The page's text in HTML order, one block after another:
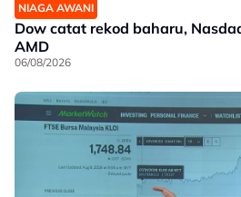
NIAGA AWANI
Dow catat rekod baharu,
AMD
06/08/2026